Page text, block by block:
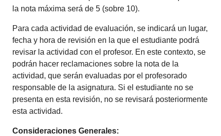
la nota máxima será de 5 (sobre 10).
Para cada actividad de evaluación, se indicará un lugar,
fecha y hora de revisión en la que el estudiante podrá
revisar la actividad con el profesor. En este contexto, se
podrán hacer reclamaciones sobre la nota de la
actividad, que serán evaluadas por el profesorado
responsable de la asignatura. Si el estudiante no se
presenta en esta revisión, no se revisará posteriormente
esta actividad.
Consideraciones Generales: